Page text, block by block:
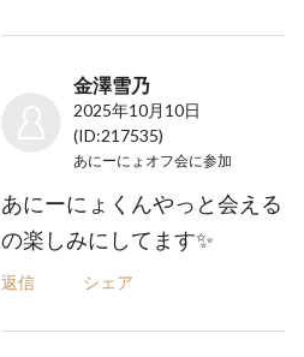
金澤雪乃
2025年10月10日
(ID:217535)
あにーにょオフ会に参加
あにーにょくんやっと会える
の楽しみにしてます✨
返信 シェア